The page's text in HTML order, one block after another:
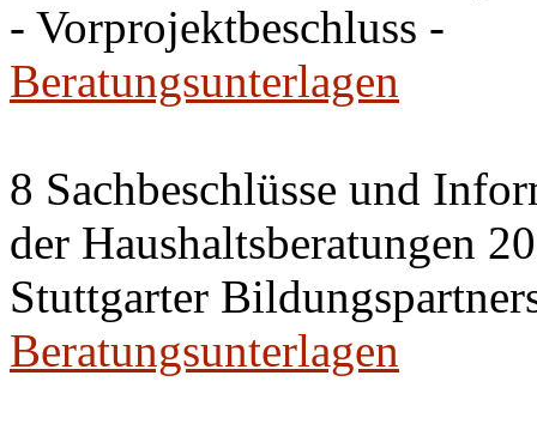
- Vorprojektbeschluss -
Beratungsunterlagen
8 Sachbeschlüsse und
der Haushaltsberatungen
Stuttgarter
Beratungsunterlagen